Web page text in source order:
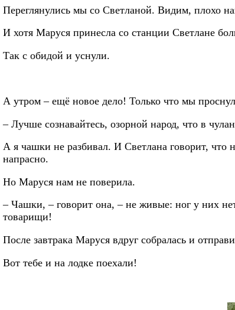
Переглянулись мы со Светланой. Видим, плохо
И хотя Маруся принесла со станции Светлане
Так с обидой и уснули.
А утром – ещё новое дело! Только что мы
– Лучше сознавайтесь, озорной народ, что в
А я чашки не разбивал. И Светлана говорит, что
напрасно.
Но Маруся нам не поверила.
– Чашки, – говорит она, – не живые: ног у них
товарищи!
После завтрака Маруся вдруг собралась и
Вот тебе и на лодке поехали!